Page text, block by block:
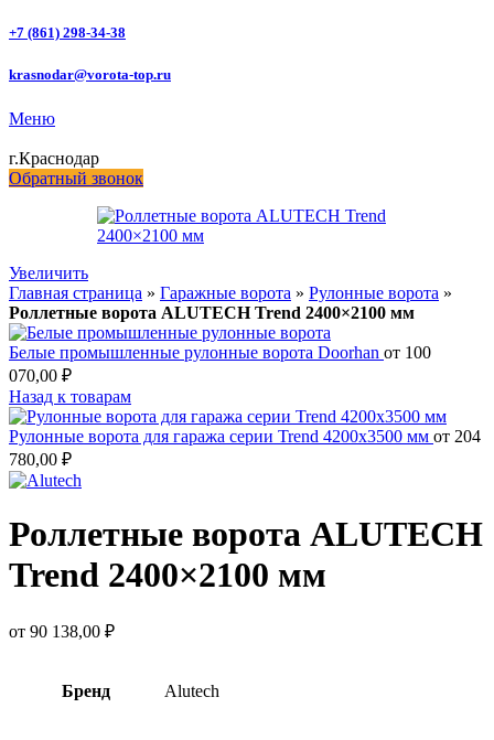
+7 (861) 298-34-38
krasnodar@vorota-top.ru
Меню
г.Краснодар
Обратный звонок
Увеличить
Главная страница » Гаражные ворота » Рулонные ворота »
Роллетные ворота ALUTECH Trend 2400×2100 мм
Белые промышленные рулонные ворота Doorhan от 100
070,00 ₽
Назад к товарам
Рулонные ворота для гаража серии Trend 4200x3500 мм от 204
780,00 ₽
Роллетные ворота ALUTECH
Trend 2400×2100 мм
от 90 138,00 ₽
Бренд Alutech